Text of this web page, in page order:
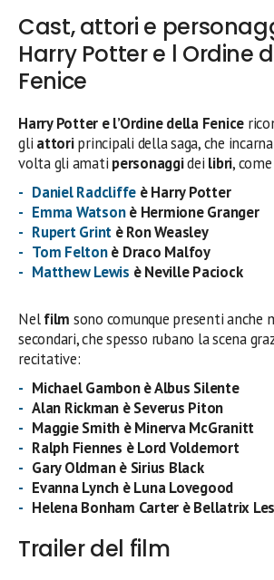
Cast, attori e
Harry Potter e l Ordine
Fenice
Harry Potter e l’Ordine della Fenice
gli attoriprincipali della saga, che
volta gli amati personaggidei libri,
Daniel Radcliffe è Harry Potter
Emma Watsonè Hermione Granger
Rupert Grint è Ron Weasley
Tom Feltonè Draco Malfoy
Matthew Lewis è Neville Paciock
Nelfilm sono comunque presenti anche
secondari, che spesso rubano la scena
recitative:
Michael Gambon è Albus Silente
Alan Rickman è Severus Piton
Maggie Smith è Minerva McGranitt
Ralph Fiennes è Lord Voldemort
Gary Oldman è Sirius Black
Evanna Lynch è Luna Lovegood
Helena Bonham Carter è Bellatrix
Trailer del film